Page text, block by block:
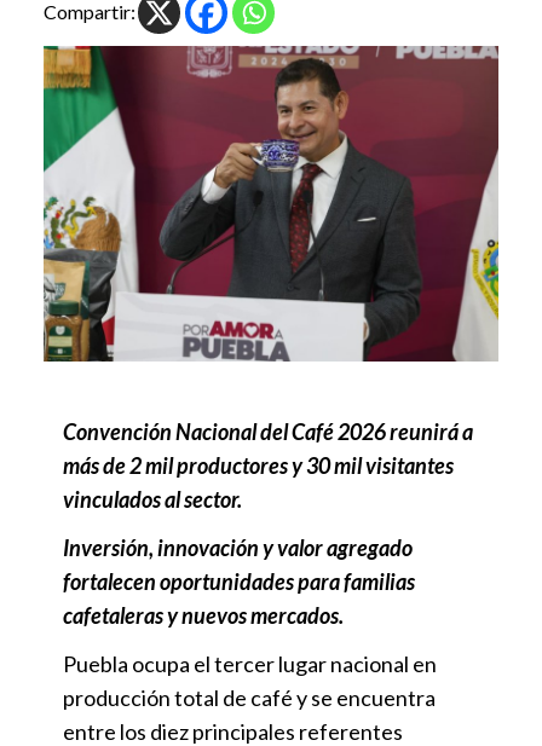
Compartir:
Convención Nacional del Café 2026 reunirá a
más de 2 mil productores y 30 mil visitantes
vinculados al sector.
Inversión, innovación y valor agregado
fortalecen oportunidades para familias
cafetaleras y nuevos mercados.
Puebla ocupa el tercer lugar nacional en
producción total de café y se encuentra
entre los diez principales referentes